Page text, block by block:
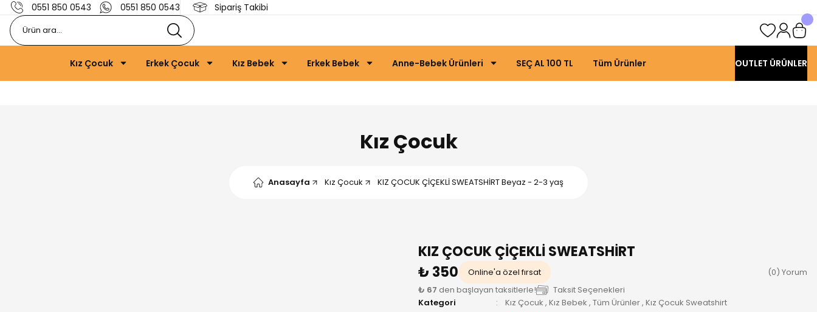
0551 850 0543 0551 850 0543 Sipariş Takibi
Kız Çocuk Erkek Çocuk Kız Bebek Erkek Bebek Anne-Bebek Ürünleri SEÇ AL 100 TL Tüm Ürünler OUTLET ÜRÜNLER
Kız Çocuk
Anasayfa Kız Çocuk KIZ ÇOCUK ÇİÇEKLİ SWEATSHİRT Beyaz - 2-3 yaş
KIZ ÇOCUK ÇİÇEKLİ SWEATSHİRT
₺ 350
Online'a özel fırsat
(0) Yorum
₺ 67 den başlayan taksitlerle!
Taksit Seçenekleri
Kategori
Kız Çocuk , Kız Bebek , Tüm Ürünler, Kız Çocuk Sweatshirt